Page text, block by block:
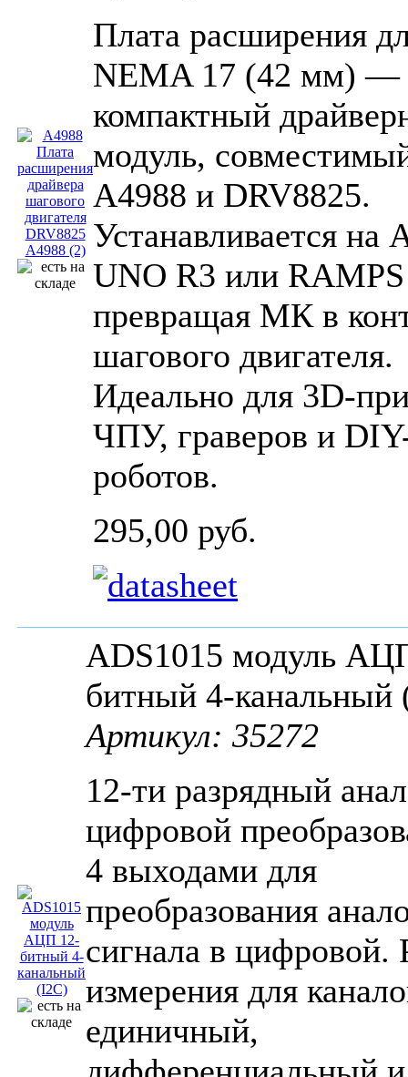
Плата расширения
NEMA 17 (42 мм) —
компактный
модуль,
A4988 и DRV8825.
Устанавливается на
UNO R3 или
превращая МК в
шагового двигателя.
Идеально для 3D-
ЧПУ, граверов и
роботов.
295,00 руб.
ADS1015 модуль
битный 4-канальный
Артикул: 35272
12-ти разрядный
цифровой
4 выходами для
преобразования
сигнала в
измерения для
единичный,